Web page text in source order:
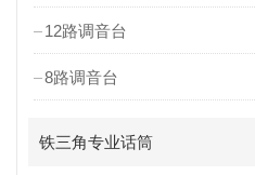
12路调音台
8路调音台
铁三角专业话筒